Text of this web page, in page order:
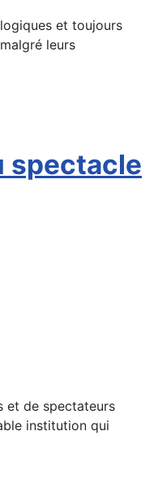
et toujours
leurs
spectacle
et de spectateurs
institution qui